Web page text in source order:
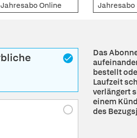
Jahresabo Online Jahresabo
Das
bestellt
Laufzeit
verlängert
einem
des